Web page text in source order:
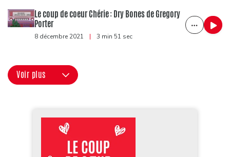
Le coup de coeur Chérie : Dry Bones de Gregory
Porter
8 décembre 2021 | 3 min 51 sec
Voir plus